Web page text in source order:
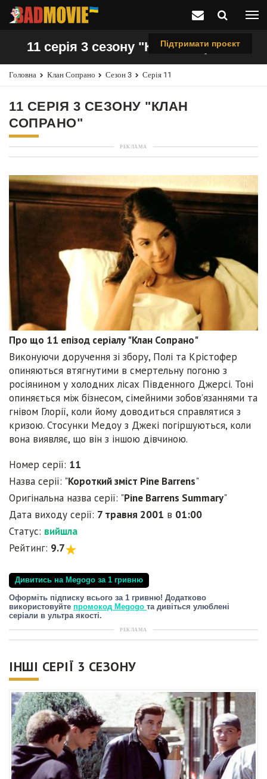
Підтримати проєкт
11 серія 3 сезону "Клан Сопрано"
Головна Клан Сопрано Сезон 3 Серія 11
11 СЕРІЯ 3 СЕЗОНУ "КЛАН
СОПРАНО"
РЕКЛАМА
Про що 11 епізод серіалу "Клан Сопрано"
Виконуючи доручення зі збору, Полі та Крістофер
опиняються втягнутими в смертельну погоню з
росіянином у холодних лісах Південного Джерсі. Тоні
опиняється між бізнесом, сімейними зобов’язаннями та
гнівом Глорії, коли йому доводиться справлятися з
кризою. Стосунки Медоу з Джекі погіршуються, коли
вона виявляє, що він з іншою дівчиною.
Номер серії: 11
Назва серії: "Короткий зміст Pine Barrens"
Оригінальна назва серії: "Pine Barrens Summary"
Дата виходу серії: 7 травня 2001 в 01:00
Статус: вийшла
Рейтинг: 9.7
Дивитись на Megogo за 1 гривню
Оформіть підписку всього за 1 гривню! Додатково
використовуйте промокод Megogo та дивіться улюблені
серіали в ультра якості.
РЕКЛАМА
ІНШІ СЕРІЇ 3 СЕЗОНУ